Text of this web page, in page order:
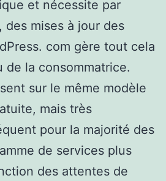
et nécessite par
mises à jour des
com gère tout cela
de la consommatrice.
sur le même modèle
mais très
pour la majorité des
de services plus
des attentes de